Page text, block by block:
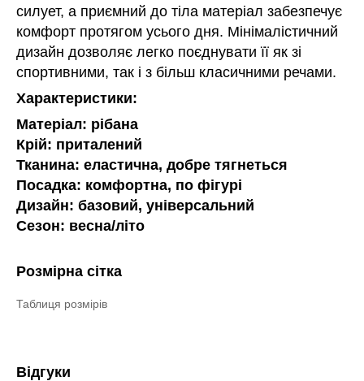
силует, а приємний до тіла матеріал забезпечує
комфорт протягом усього дня. Мінімалістичний
дизайн дозволяє легко поєднувати її як зі
спортивними, так і з більш класичними речами.
Характеристики:
Матеріал: рібана
Крій: приталений
Тканина: еластична, добре тягнеться
Посадка: комфортна, по фігурі
Дизайн: базовий, універсальний
Сезон: весна/літо
Розмірна сітка
Таблиця розмірів
Відгуки